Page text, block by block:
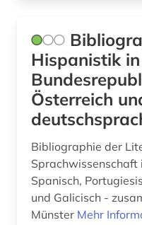
orthographie (1)
papiamento (1)
phonologie (1)
polnisch (1)
portugal (6)
portugiesisch (2)
Hispanistik
Österreich
Bibliographie der
Sprachwissenschaft
Spanisch,
und Galicisch -
Münster Mehr